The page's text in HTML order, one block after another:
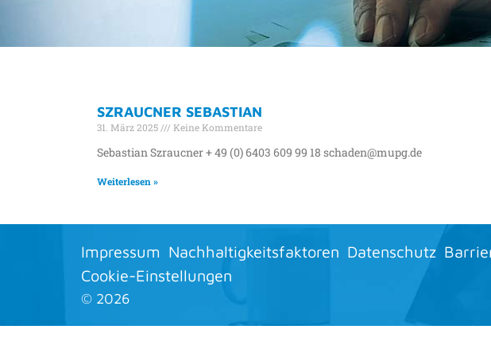
SCHLAGWORT:
SCHADENABTEILUNG
SZRAUCNER SEBASTIAN
31. März 2025 Keine Kommentare
Sebastian Szraucner + 49 (0) 6403 609 99 18 schaden@mupg.de
Weiterlesen »
Impressum Nachhaltigkeitsfaktoren Datenschutz
Cookie-Einstellungen
© 2026